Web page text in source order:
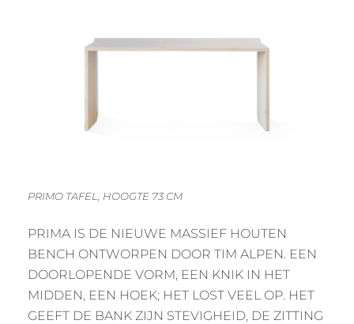
PRIMO TAFEL, HOOGTE 73 CM
PRIMA IS DE NIEUWE MASSIEF HOUTEN
BENCH ONTWORPEN DOOR TIM ALPEN. EEN
DOORLOPENDE VORM, EEN KNIK IN HET
MIDDEN, EEN HOEK; HET LOST VEEL OP. HET
GEEFT DE BANK ZIJN STEVIGHEID, DE ZITTING